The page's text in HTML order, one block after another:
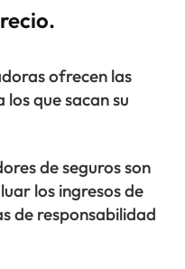
ofrecen las
que sacan su
de seguros son
los ingresos de
de responsabilidad